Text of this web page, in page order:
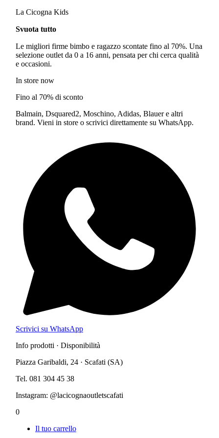
La Cicogna Kids
Svuota tutto
Le migliori firme bimbo e ragazzo scontate fino al 70%. Una
selezione outlet da 0 a 16 anni, pensata per chi cerca qualità
e occasioni.
In store now
Fino al 70% di sconto
Balmain, Dsquared2, Moschino, Adidas, Blauer e altri
brand. Vieni in store o scrivici direttamente su WhatsApp.
Scrivici su WhatsApp
Info prodotti · Disponibilità
Piazza Garibaldi, 24 · Scafati (SA)
Tel. 081 304 45 38
Instagram: @lacicognaoutletscafati
0
Il tuo carrello